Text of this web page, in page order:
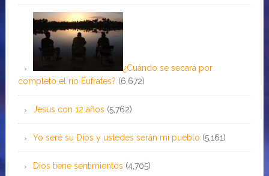
¿Cuándo se secará por
completo el río Éufrates? (6,672)
Jesús con 12 años (5,762)
Yo seré su Dios y ustedes serán mi pueblo (5,161)
Dios tiene sentimientos (4,705)